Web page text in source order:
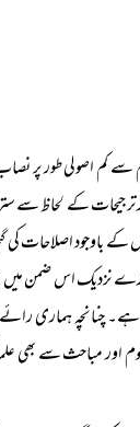
اصولی طور پر نصاب
اور ترجیحات کے
اصلاحات کی
اس ضمن میں
چنانچہ ہماری
اور مباحث سے بھی